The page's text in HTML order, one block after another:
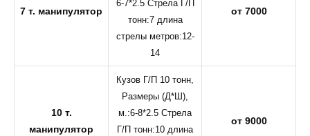
7 т. манипулятор
6-7*2.5 Стрела Г/П
тонн:7 длина
стрелы метров:12-
14
от 7000
10 т.
манипулятор
Кузов Г/П 10 тонн,
Размеры (Д*Ш),
м.:6-8*2.5 Стрела
Г/П тонн:10 длина
от 9000